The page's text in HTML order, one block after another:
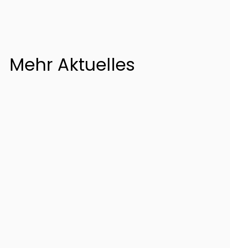
Mehr Aktuelles